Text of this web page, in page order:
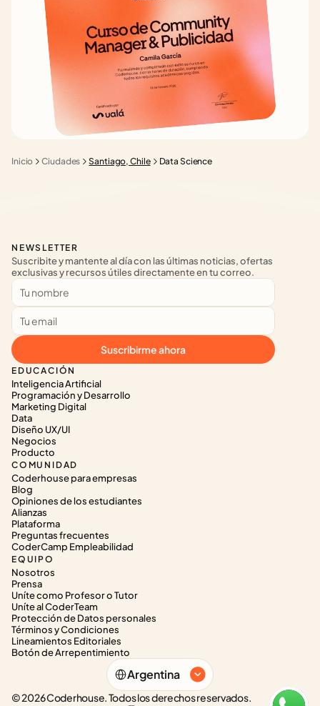
Inicio Ciudades Santiago, Chile Data Science
EDUCACIÓN
Inteligencia Artificial
Programación y Desarrollo
Marketing Digital
Data
Diseño UX/UI
Negocios
Producto
COMUNIDAD
Coderhouse para empresas
Blog
Opiniones de los estudiantes
Alianzas
Plataforma
Preguntas frecuentes
CoderCamp Empleabilidad
EQUIPO
Nosotros
Prensa
Uníte como Profesor o Tutor
Uníte al CoderTeam
Protección de Datos personales
Términos y Condiciones
Lineamientos Editoriales
Botón de Arrepentimiento
NEWSLETTER
Suscribite y mantente al día con las últimas noticias, ofertas
exclusivas y recursos útiles directamente en tu correo.
Suscribirme ahora
Select Language
Argentina
© 2026 Coderhouse. Todos los derechos reservados.